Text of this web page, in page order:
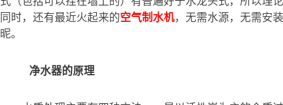
同时，还有最近火起来的空气制水机，无需水源，无需安
昵。
净水器的原理